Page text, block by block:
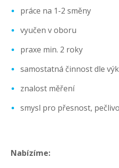
práce na 1-2 směny
vyučen v oboru
praxe min. 2 roky
samostatná činnost dle
znalost měření
smysl pro přesnost,
Nabízíme: